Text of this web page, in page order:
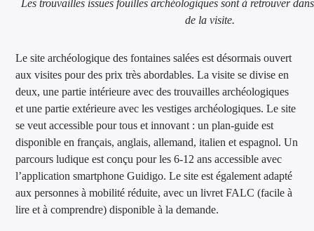
Les trouvailles issues fouilles archéologiques sont à retrouver
de la visite.
Le site archéologique des fontaines salées est désormais ouvert
aux visites pour des prix très abordables. La visite se divise en
deux, une partie intérieure avec des trouvailles archéologiques
et une partie extérieure avec les vestiges archéologiques. Le site
se veut accessible pour tous et innovant : un plan-guide est
disponible en français, anglais, allemand, italien et espagnol. Un
parcours ludique est conçu pour les 6-12 ans accessible avec
l’application smartphone Guidigo. Le site est également adapté
aux personnes à mobilité réduite, avec un livret FALC (facile à
lire et à comprendre) disponible à la demande.